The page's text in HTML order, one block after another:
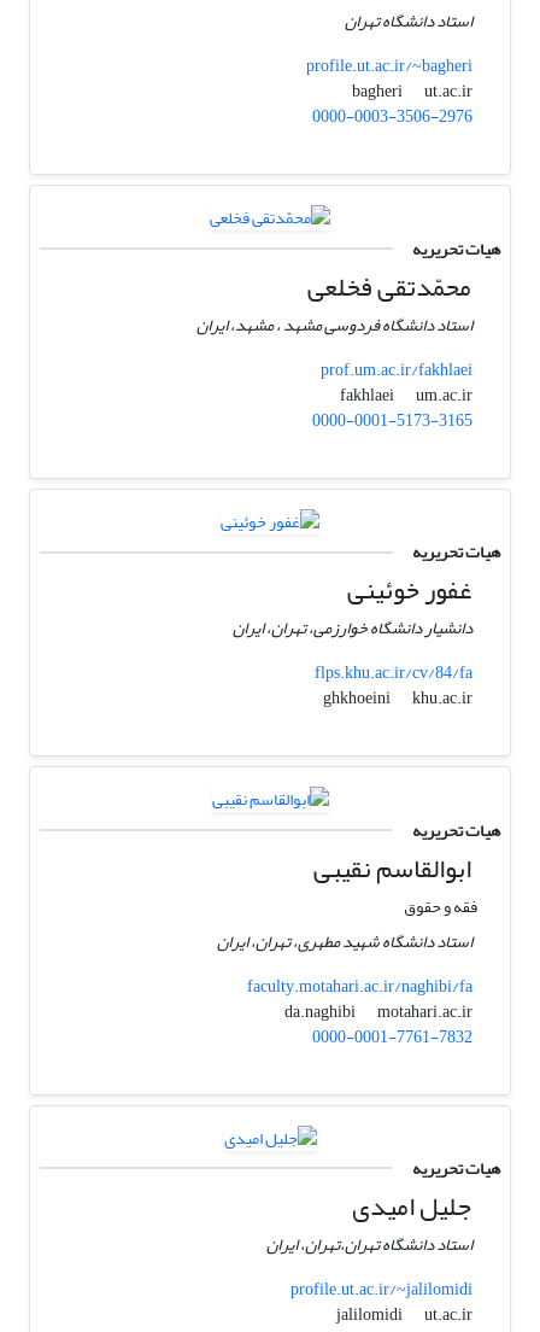
استاد دانشگاه تهران
profile.ut.ac.ir/~bagheri
bagheri
ut.ac.ir
0000-0003-3506-2976
هیات تحریریه
محمّدتقی فخلعی
استاد دانشگاه فردوسی مشهد ، مشهد، ایران
prof.um.ac.ir/fakhlaei
fakhlaei
um.ac.ir
0000-0001-5173-3165
هیات تحریریه
غفور خوئینی
دانشیار دانشگاه خوارزمی، تهران، ایران
flps.khu.ac.ir/cv/84/fa
ghkhoeini
khu.ac.ir
هیات تحریریه
ابوالقاسم نقیبی
فقه و حقوق
استاد دانشگاه شهید مطهری، تهران، ایران
faculty.motahari.ac.ir/naghibi/fa
da.naghibi
motahari.ac.ir
0000-0001-7761-7832
هیات تحریریه
جلیل امیدی
استاد دانشگاه تهران،تهران، ایران
profile.ut.ac.ir/~jalilomidi
jalilomidi
ut.ac.ir